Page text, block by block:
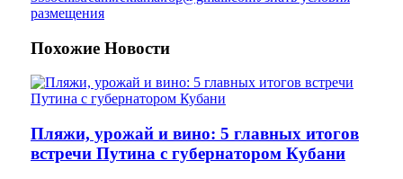
размещения
Похожие Новости
Пляжи, урожай и вино: 5 главных итогов
встречи Путина с губернатором Кубани